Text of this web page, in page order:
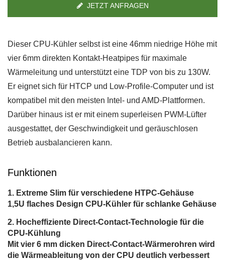
JETZT ANFRAGEN
Dieser CPU-Kühler selbst ist eine 46mm niedrige Höhe mit
vier 6mm direkten Kontakt-Heatpipes für maximale
Wärmeleitung und unterstützt eine TDP von bis zu 130W.
Er eignet sich für HTCP und Low-Profile-Computer und ist
kompatibel mit den meisten Intel- und AMD-Plattformen.
Darüber hinaus ist er mit einem superleisen PWM-Lüfter
ausgestattet, der Geschwindigkeit und geräuschlosen
Betrieb ausbalancieren kann.
Funktionen
Extreme Slim für verschiedene HTPC-Gehäuse
1,5U flaches Design CPU-Kühler für schlanke Gehäuse
Hocheffiziente Direct-Contact-Technologie für die
CPU-Kühlung
Mit vier 6 mm dicken Direct-Contact-Wärmerohren wird
die Wärmeableitung von der CPU deutlich verbessert